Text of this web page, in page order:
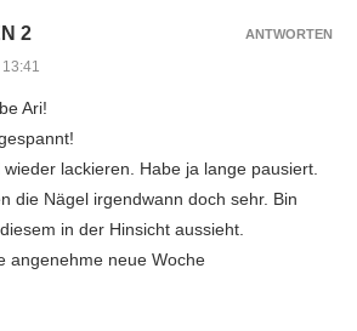
2
Ari!
lackieren. Habe ja lange pausiert.
die Nägel irgendwann doch sehr. Bin
in der Hinsicht aussieht.
angenehme neue Woche
ANTWORTEN